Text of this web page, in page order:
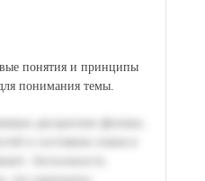
понятия и принципы
понимания темы.